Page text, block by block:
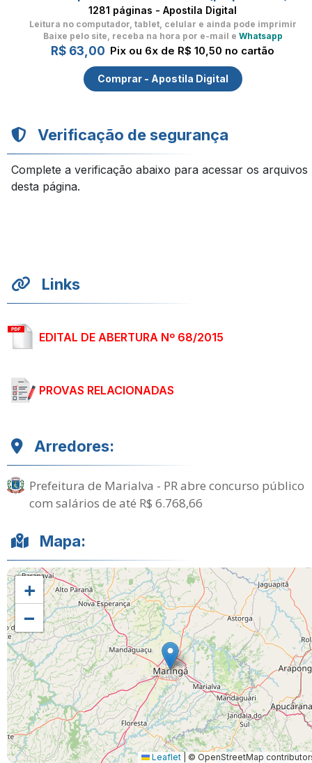
1281 páginas - Apostila Digital
Leitura no computador, tablet, celular e ainda pode imprimir
Baixe pelo site, receba na hora por e-mail e Whatsapp
R$ 63,00 Pix ou 6x de R$ 10,50 no cartão
Comprar - Apostila Digital
Verificação de segurança
Complete a verificação abaixo para acessar os arquivos
desta página.
Links
EDITAL DE ABERTURA Nº 68/2015
PROVAS RELACIONADAS
Arredores:
Prefeitura de Marialva - PR abre concurso público
com salários de até R$ 6.768,66
Mapa:
+
−
Leaflet © OpenStreetMap